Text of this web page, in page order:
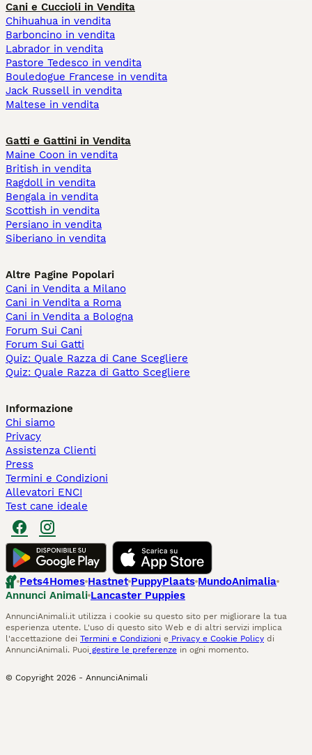
Cani e Cuccioli in Vendita
Chihuahua in vendita
Barboncino in vendita
Labrador in vendita
Pastore Tedesco in vendita
Bouledogue Francese in vendita
Jack Russell in vendita
Maltese in vendita
Gatti e Gattini in Vendita
Maine Coon in vendita
British in vendita
Ragdoll in vendita
Bengala in vendita
Scottish in vendita
Persiano in vendita
Siberiano in vendita
Altre Pagine Popolari
Cani in Vendita a Milano
Cani in Vendita a Roma
Cani in Vendita a Bologna
Forum Sui Cani
Forum Sui Gatti
Quiz: Quale Razza di Cane Scegliere
Quiz: Quale Razza di Gatto Scegliere
Informazione
Chi siamo
Privacy
Assistenza Clienti
Press
Termini e Condizioni
Allevatori ENCI
Test cane ideale
Pets4Homes Hastnet PuppyPlaats MundoAnimalia
Annunci Animali Lancaster Puppies
AnnunciAnimali.it utilizza i cookie su questo sito per migliorare la tua
esperienza utente. L'uso di questo sito Web e di altri servizi implica
l'accettazione dei Termini e Condizioni e Privacy e Cookie Policy di
AnnunciAnimali. Puoi gestire le preferenze in ogni momento.
© Copyright 2026 - AnnunciAnimali